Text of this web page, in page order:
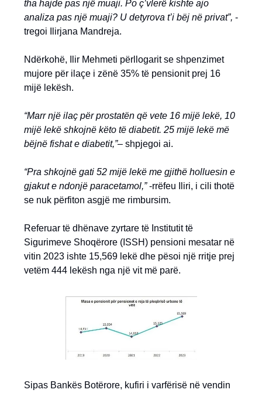
tha hajde pas një muaji. Po ç’vlerë kishte ajo
analiza pas një muaji? U detyrova t’i bëj në privat”, -
tregoi Ilirjana Mandreja.
Ndërkohë, Ilir Mehmeti përllogarit se shpenzimet
mujore për ilaçe i zënë 35% të pensionit prej 16
mijë lekësh.
“Marr një ilaç për prostatën që vete 16 mijë lekë, 10
mijë lekë shkojnë këto të diabetit. 25 mijë lekë më
bëjnë fishat e diabetit,”– shpjegoi ai.
“Pra shkojnë gati 52 mijë lekë me gjithë holluesin e
gjakut e ndonjë paracetamol,”-rrëfeu Iliri, i cili thotë
se nuk përfiton asgjë me rimbursim.
Referuar të dhënave zyrtare të Institutit të
Sigurimeve Shoqërore (ISSH) pensioni mesatar në
vitin 2023 ishte 15,569 lekë dhe pësoi një rritje prej
vetëm 444 lekësh nga një vit më parë.
Sipas Bankës Botërore, kufiri i varfërisë në vendin